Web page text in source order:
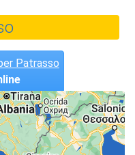
Patrasso